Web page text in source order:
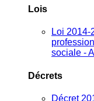
Lois
Loi 2014-
sociale -
Décrets
Décret